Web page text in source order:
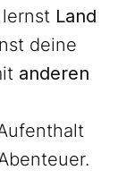
lernst Land
deine
anderen